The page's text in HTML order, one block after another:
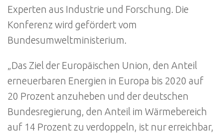
Experten aus Industrie und Forschung. Die
Konferenz wird gefördert vom
Bundesumweltministerium.
„Das Ziel der Europäischen Union, den Anteil
erneuerbaren Energien in Europa bis 2020 auf
20 Prozent anzuheben und der deutschen
Bundesregierung, den Anteil im Wärmebereich
auf 14 Prozent zu verdoppeln, ist nur erreichbar,